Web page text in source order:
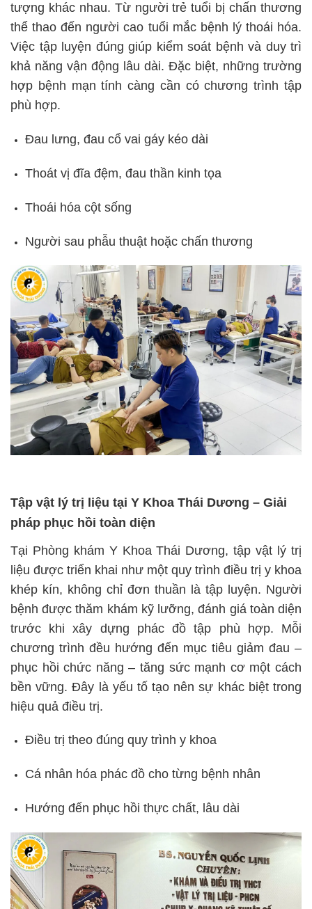
tượng khác nhau. Từ người trẻ tuổi bị chấn thương
thể thao đến người cao tuổi mắc bệnh lý thoái hóa.
Việc tập luyện đúng giúp kiểm soát bệnh và duy trì
khả năng vận động lâu dài. Đặc biệt, những trường
hợp bệnh mạn tính càng cần có chương trình tập
phù hợp.
Đau lưng, đau cổ vai gáy kéo dài
Thoát vị đĩa đệm, đau thần kinh tọa
Thoái hóa cột sống
Người sau phẫu thuật hoặc chấn thương
Tập vật lý trị liệu tại Y Khoa Thái Dương – Giải
pháp phục hồi toàn diện
Tại Phòng khám Y Khoa Thái Dương, tập vật lý trị
liệu được triển khai như một quy trình điều trị y khoa
khép kín, không chỉ đơn thuần là tập luyện. Người
bệnh được thăm khám kỹ lưỡng, đánh giá toàn diện
trước khi xây dựng phác đồ tập phù hợp. Mỗi
chương trình đều hướng đến mục tiêu giảm đau –
phục hồi chức năng – tăng sức mạnh cơ một cách
bền vững. Đây là yếu tố tạo nên sự khác biệt trong
hiệu quả điều trị.
Điều trị theo đúng quy trình y khoa
Cá nhân hóa phác đồ cho từng bệnh nhân
Hướng đến phục hồi thực chất, lâu dài